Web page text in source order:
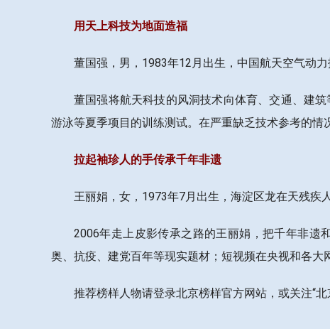
用天上科技为地面造福
董国强，男，1983年12月出生，中国航天空气动
董国强将航天科技的风洞技术向体育、交通、建
游泳等夏季项目的训练测试。在严重缺乏技术参考的情
拉起袖珍人的手传承千年非遗
王丽娟，女，1973年7月出生，海淀区龙在天残疾
2006年走上皮影传承之路的王丽娟，把千年非遗
奥、抗疫、建党百年等现实题材；短视频在央视和各大
推荐榜样人物请登录北京榜样官方网站，或关注“北